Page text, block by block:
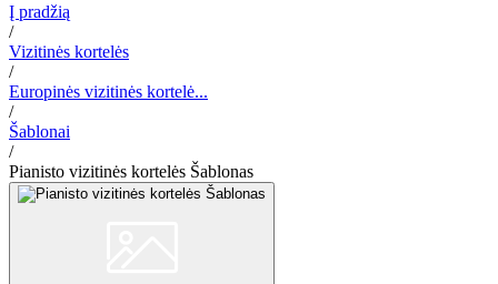
Į pradžią
/
Vizitinės kortelės
/
Europinės vizitinės kortelė...
/
Šablonai
/
Pianisto vizitinės kortelės Šablonas